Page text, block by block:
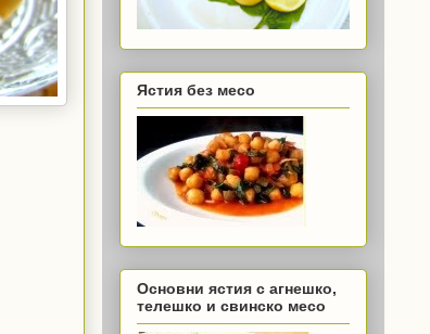
Ястия без месо
Основни ястия с агнешко,
телешко и свинско месо